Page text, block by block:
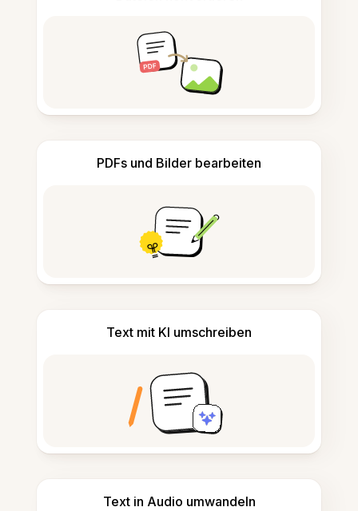
PDFs und Bilder bearbeiten
Text mit KI umschreiben
Text in Audio umwandeln